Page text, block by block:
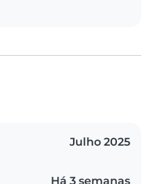
Julho 2025
Há 3 semanas